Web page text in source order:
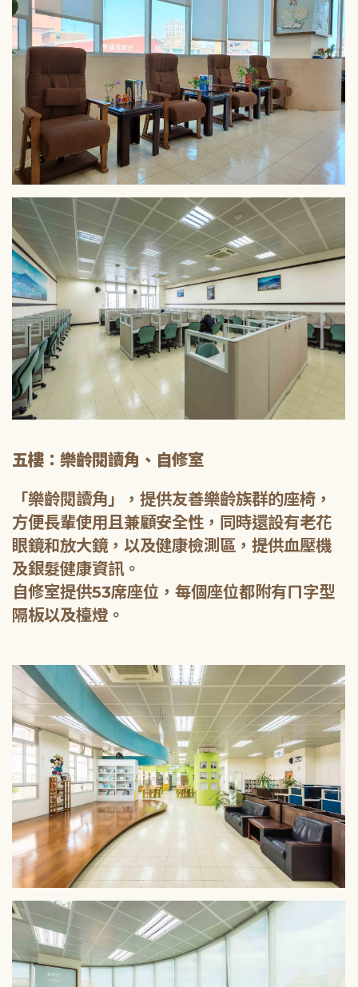
五樓：樂齡閱讀角、自修室
「樂齡閱讀角」，提供友善樂齡族群的座椅，
方便長輩使用且兼顧安全性，同時還設有老花
眼鏡和放大鏡，以及健康檢測區，提供血壓機
及銀髮健康資訊。
自修室提供53席座位，每個座位都附有ㄇ字型